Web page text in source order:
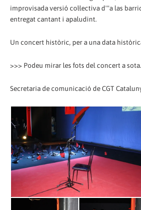
improvisada versió col·lectiva d'"a las
entregat cantant i apaludint.
Un concert històric, per a una data
>>> Podeu mirar les fots del concert a sota.
Secretaria de comunicació de CGT